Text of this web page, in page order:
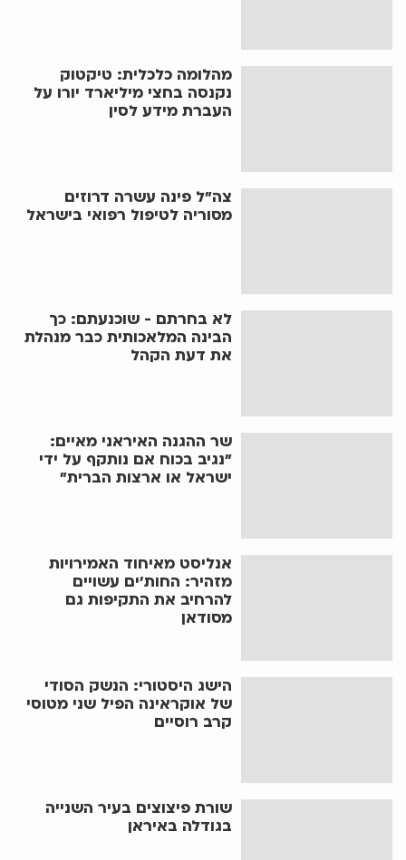
מהלומה כלכלית: טיקטוק
נקנסה בחצי מיליארד יורו על
העברת מידע לסין
צה"ל פינה עשרה דרוזים
מסוריה לטיפול רפואי בישראל
לא בחרתם - שוכנעתם: כך
הבינה המלאכותית כבר מנהלת
את דעת הקהל
שר ההגנה האיראני מאיים:
"נגיב בכוח אם נותקף על ידי
ישראל או ארצות הברית"
אנליסט מאיחוד האמירויות
מזהיר: החות'ים עשויים
להרחיב את התקיפות גם
מסודאן
הישג היסטורי: הנשק הסודי
של אוקראינה הפיל שני מטוסי
קרב רוסיים
שורת פיצוצים בעיר השנייה
בגודלה באיראן